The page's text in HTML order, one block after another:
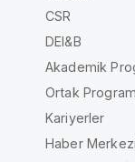
CSR
DEI&B
Akademik
Ortak
Kariyerler
Haber Merkezi